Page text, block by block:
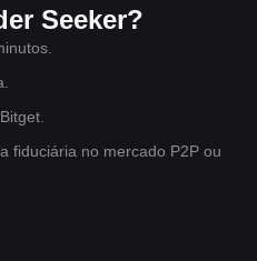
Seeker?
fiduciária no mercado P2P ou